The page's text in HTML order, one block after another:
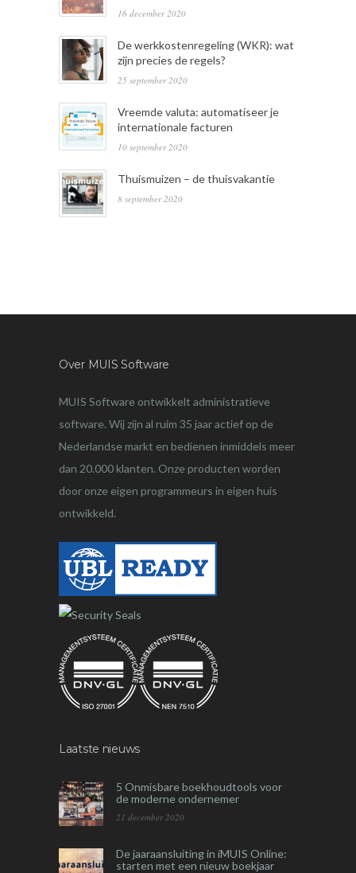
16 december 2020
De werkkostenregeling (WKR): wat
zijn precies de regels?
25 september 2020
Vreemde valuta: automatiseer je
internationale facturen
10 september 2020
Thuismuizen – de thuisvakantie
8 september 2020
Over MUIS Software
MUIS Software ontwikkelt administratieve
software. Wij zijn al ruim 35 jaar actief op de
Nederlandse markt en bedienen inmiddels meer
dan 20.000 klanten. Onze producten worden
door onze eigen programmeurs in eigen huis
ontwikkeld.
Laatste nieuws
5 Onmisbare boekhoudtools voor
de moderne ondernemer
21 december 2020
De jaaraansluiting in iMUIS Online:
starten met een nieuw boekjaar